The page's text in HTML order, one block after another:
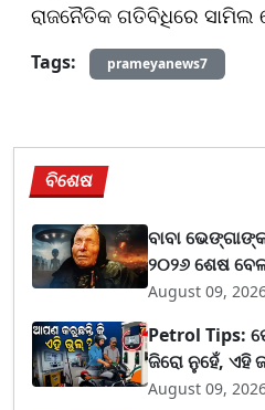
ରାଜନୈତିକ ଗତିବିଧିରେ ସାମିଲ
Tags: prameyanews7
ବିଶେଷ
ବାବା
୨୦୨୬ ଶେଷ
August 09,
Petrol Tips:
ଜିରୋ ନୁହେଁ, ଏହି
August 09,